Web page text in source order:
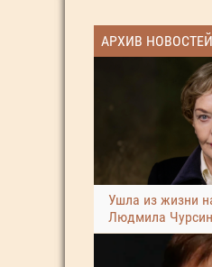
АРХИВ НОВОСТЕЙ
Ушла из жизни
Людмила